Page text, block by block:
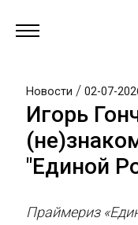
Новости / 02-07-
Игорь
"Единой
Праймериз